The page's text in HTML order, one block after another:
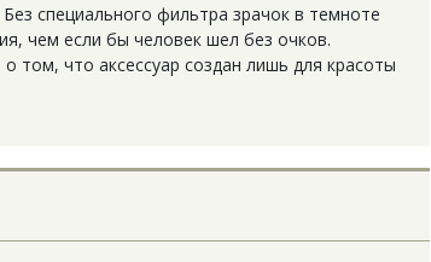
специального фильтра зрачок в темноте
чем если бы человек шел без очков.
том, что аксессуар создан лишь для красоты